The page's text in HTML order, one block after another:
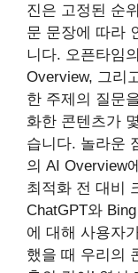
진은 고정된 순
문 문장에 따라
니다. 오픈타임
Overview, 그리
한 주제의 질문
화한 콘텐츠가
습니다. 놀라운
의 AI Overview
최적화 전 대비
ChatGPT와
에 대해 사용자
했을 때 우리의